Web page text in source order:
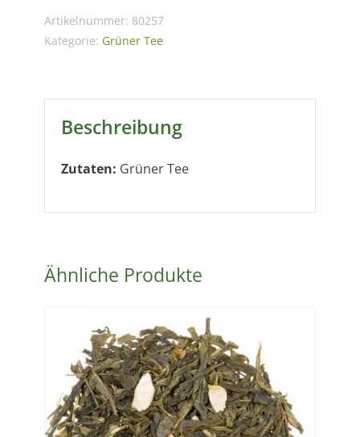
Artikelnummer: 80257
Kategorie: Grüner Tee
Beschreibung
Zutaten: Grüner Tee
Ähnliche Produkte